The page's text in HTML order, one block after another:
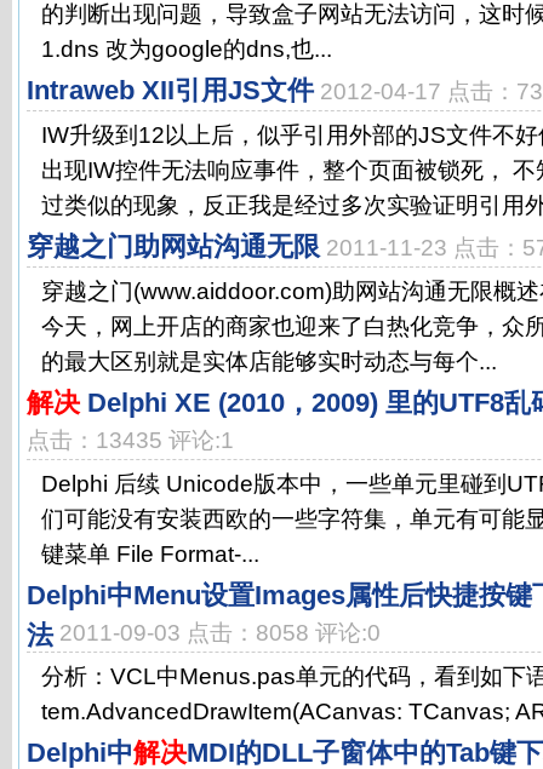
的判断出现问题，导致盒子网站无法访问，这时
1.dns 改为google的dns,也...
Intraweb XII引用JS文件 2012-04-17 点击：
IW升级到12以上后，似乎引用外部的JS文件不
出现IW控件无法响应事件，整个页面被锁死，
过类似的现象，反正我是经过多次实验证明引用
穿越之门助网站沟通无限 2011-11-23 点击：
穿越之门(www.aiddoor.com)助网站沟通无限概
今天，网上开店的商家也迎来了白热化竞争，众
的最大区别就是实体店能够实时动态与每个...
解决 Delphi XE (2010，2009) 里的UTF8乱
点击：13435 评论:1
Delphi 后续 Unicode版本中，一些单元里碰到
们可能没有安装西欧的一些字符集，单元有可能
键菜单 File Format-...
Delphi中Menu设置Images属性后快捷按键
法 2011-09-03 点击：8058 评论:0
分析：VCL中Menus.pas单元的代码，看到如下
tem.AdvancedDrawItem(ACanvas: TCanvas;
Delphi中解决MDI的DLL子窗体中的Tab键